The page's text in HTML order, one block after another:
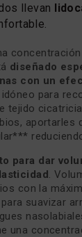
llevan
diseñado
con un
para
tejido
aportarles
para dar
.
con la
suavizar
una